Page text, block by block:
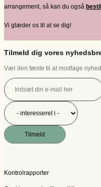
arrangement, så kan du også
Vi glæder os til at se dig!
Tilmeld dig vores
Vær den første til at modtage
Tilmeld
Kontrolrapporter